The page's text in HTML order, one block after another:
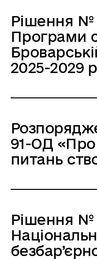
Рішення №
Програми
2025-2029
91-ОД «Про
питань
Рішення №